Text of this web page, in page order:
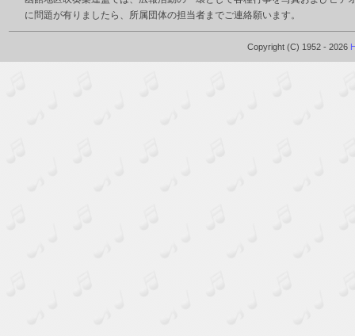
に問題が有りましたら、所属団体の担当者までご連絡願います。
Copyright (C) 1952 - 2026